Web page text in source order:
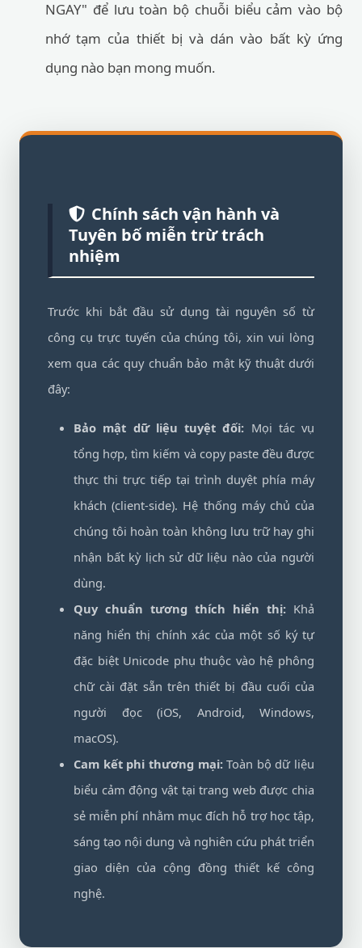
NGAY" để lưu toàn bộ chuỗi biểu cảm vào bộ
nhớ tạm của thiết bị và dán vào bất kỳ ứng
dụng nào bạn mong muốn.
Chính sách vận hành và
Tuyên bố miễn trừ trách
nhiệm
Trước khi bắt đầu sử dụng tài nguyên số từ
công cụ trực tuyến của chúng tôi, xin vui lòng
xem qua các quy chuẩn bảo mật kỹ thuật dưới
đây:
Bảo mật dữ liệu tuyệt đối: Mọi tác vụ
tổng hợp, tìm kiếm và copy paste đều được
thực thi trực tiếp tại trình duyệt phía máy
khách (client-side). Hệ thống máy chủ của
chúng tôi hoàn toàn không lưu trữ hay ghi
nhận bất kỳ lịch sử dữ liệu nào của người
dùng.
Quy chuẩn tương thích hiển thị: Khả
năng hiển thị chính xác của một số ký tự
đặc biệt Unicode phụ thuộc vào hệ phông
chữ cài đặt sẵn trên thiết bị đầu cuối của
người đọc (iOS, Android, Windows,
macOS).
Cam kết phi thương mại:Toàn bộ dữ liệu
biểu cảm động vật tại trang web được chia
sẻ miễn phí nhằm mục đích hỗ trợ học tập,
sáng tạo nội dung và nghiên cứu phát triển
giao diện của cộng đồng thiết kế công
nghệ.